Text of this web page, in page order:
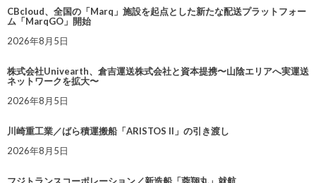
CBcloud、全国の「Marq」施設を起点とした新たな配送プラットフォー
ム「MarqGO」開始
2026年8月5日
株式会社Univearth、倉吉運送株式会社と資本提携〜山陰エリアへ実運送
ネットワークを拡大〜
2026年8月5日
川崎重工業／ばら積運搬船「ARISTOS II」の引き渡し
2026年8月5日